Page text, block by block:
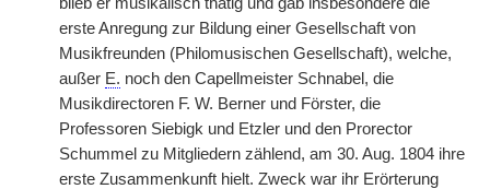
erste Anregung zur Bildung einer Gesellschaft von
Musikfreunden (Philomusischen Gesellschaft), welche,
außer E. noch den Capellmeister Schnabel, die
Musikdirectoren F. W. Berner und Förster, die
Professoren Siebigk und Etzler und den Prorector
Schummel zu Mitgliedern zählend, am 30. Aug. 1804 ihre
erste Zusammenkunft hielt. Zweck war ihr Erörterung